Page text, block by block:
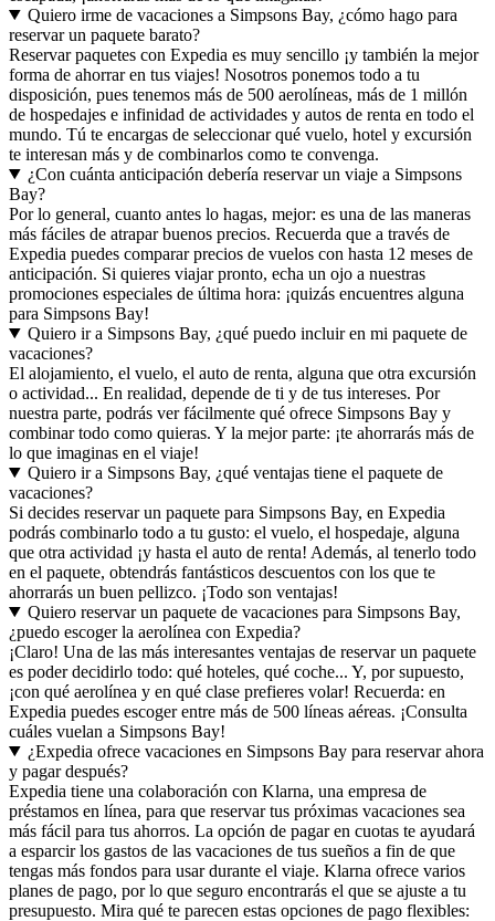
Quiero irme de vacaciones a Simpsons Bay, ¿cómo hago para
reservar un paquete barato?
Reservar paquetes con Expedia es muy sencillo ¡y también la mejor
forma de ahorrar en tus viajes! Nosotros ponemos todo a tu
disposición, pues tenemos más de 500 aerolíneas, más de 1 millón
de hospedajes e infinidad de actividades y autos de renta en todo el
mundo. Tú te encargas de seleccionar qué vuelo, hotel y excursión
te interesan más y de combinarlos como te convenga.
¿Con cuánta anticipación debería reservar un viaje a Simpsons
Bay?
Por lo general, cuanto antes lo hagas, mejor: es una de las maneras
más fáciles de atrapar buenos precios. Recuerda que a través de
Expedia puedes comparar precios de vuelos con hasta 12 meses de
anticipación. Si quieres viajar pronto, echa un ojo a nuestras
promociones especiales de última hora: ¡quizás encuentres alguna
para Simpsons Bay!
Quiero ir a Simpsons Bay, ¿qué puedo incluir en mi paquete de
vacaciones?
El alojamiento, el vuelo, el auto de renta, alguna que otra excursión
o actividad... En realidad, depende de ti y de tus intereses. Por
nuestra parte, podrás ver fácilmente qué ofrece Simpsons Bay y
combinar todo como quieras. Y la mejor parte: ¡te ahorrarás más de
lo que imaginas en el viaje!
Quiero ir a Simpsons Bay, ¿qué ventajas tiene el paquete de
vacaciones?
Si decides reservar un paquete para Simpsons Bay, en Expedia
podrás combinarlo todo a tu gusto: el vuelo, el hospedaje, alguna
que otra actividad ¡y hasta el auto de renta! Además, al tenerlo todo
en el paquete, obtendrás fantásticos descuentos con los que te
ahorrarás un buen pellizco. ¡Todo son ventajas!
Quiero reservar un paquete de vacaciones para Simpsons Bay,
¿puedo escoger la aerolínea con Expedia?
¡Claro! Una de las más interesantes ventajas de reservar un paquete
es poder decidirlo todo: qué hoteles, qué coche... Y, por supuesto,
¡con qué aerolínea y en qué clase prefieres volar! Recuerda: en
Expedia puedes escoger entre más de 500 líneas aéreas. ¡Consulta
cuáles vuelan a Simpsons Bay!
¿Expedia ofrece vacaciones en Simpsons Bay para reservar ahora
y pagar después?
Expedia tiene una colaboración con Klarna, una empresa de
préstamos en línea, para que reservar tus próximas vacaciones sea
más fácil para tus ahorros. La opción de pagar en cuotas te ayudará
a esparcir los gastos de las vacaciones de tus sueños a fin de que
tengas más fondos para usar durante el viaje. Klarna ofrece varios
planes de pago, por lo que seguro encontrarás el que se ajuste a tu
presupuesto. Mira qué te parecen estas opciones de pago flexibles: